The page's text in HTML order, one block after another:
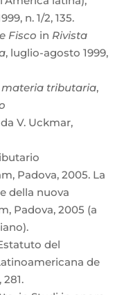
n. 1/2, 135.
Fisco in Rivista
, luglio-agosto 1999,
tributaria,
V. Uckmar,
Padova, 2005. La
della nuova
Padova, 2005 (a
del
de